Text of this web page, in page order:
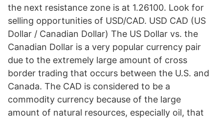
the next resistance zone is at 1.26100. Look for
selling opportunities of USD/CAD. USD CAD (US
Dollar / Canadian Dollar) The US Dollar vs. the
Canadian Dollar is a very popular currency pair
due to the extremely large amount of cross
border trading that occurs between the U.S. and
Canada. The CAD is considered to be a
commodity currency because of the large
amount of natural resources, especially oil, that